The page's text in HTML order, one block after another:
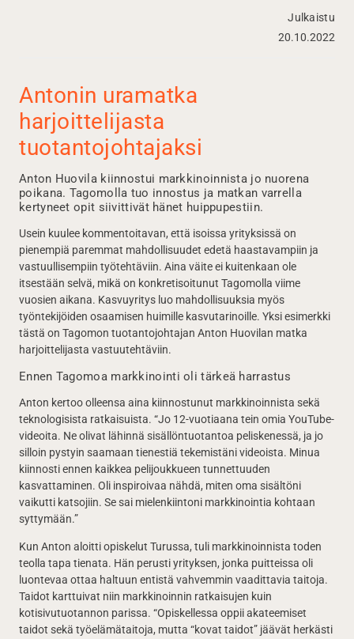
Julkaistu
20.10.2022
Antonin uramatka
harjoittelijasta
tuotantojohtajaksi
Anton Huovila kiinnostui markkinoinnista jo nuorena
poikana. Tagomolla tuo innostus ja matkan varrella
kertyneet opit siivittivät hänet huippupestiin.
Usein kuulee kommentoitavan, että isoissa yrityksissä on
pienempiä paremmat mahdollisuudet edetä haastavampiin ja
vastuullisempiin työtehtäviin. Aina väite ei kuitenkaan ole
itsestään selvä, mikä on konkretisoitunut Tagomolla viime
vuosien aikana. Kasvuyritys luo mahdollisuuksia myös
työntekijöiden osaamisen huimille kasvutarinoille. Yksi esimerkki
tästä on Tagomon tuotantojohtajan Anton Huovilan matka
harjoittelijasta vastuutehtäviin.
Ennen Tagomoa markkinointi oli tärkeä harrastus
Anton kertoo olleensa aina kiinnostunut markkinoinnista sekä
teknologisista ratkaisuista. “Jo 12-vuotiaana tein omia YouTube-
videoita. Ne olivat lähinnä sisällöntuotantoa peliskenessä, ja jo
silloin pystyin saamaan tienestiä tekemistäni videoista. Minua
kiinnosti ennen kaikkea pelijoukkueen tunnettuuden
kasvattaminen. Oli inspiroivaa nähdä, miten oma sisältöni
vaikutti katsojiin. Se sai mielenkiintoni markkinointia kohtaan
syttymään.”
Kun Anton aloitti opiskelut Turussa, tuli markkinoinnista toden
teolla tapa tienata. Hän perusti yrityksen, jonka puitteissa oli
luontevaa ottaa haltuun entistä vahvemmin vaadittavia taitoja.
Taidot karttuivat niin markkinoinnin ratkaisujen kuin
kotisivutuotannon parissa. “Opiskellessa oppii akateemiset
taidot sekä työelämätaitoja, mutta “kovat taidot” jäävät herkästi